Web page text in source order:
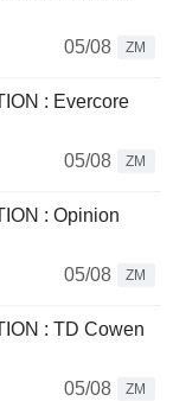
05/08
ZM
: Evercore
05/08
ZM
: Opinion
05/08
ZM
: TD Cowen
05/08
ZM